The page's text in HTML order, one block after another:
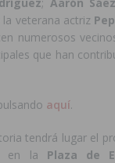
la veterana actriz
numerosos
que han
aquí.
tendrá lugar el
en la Plaza de